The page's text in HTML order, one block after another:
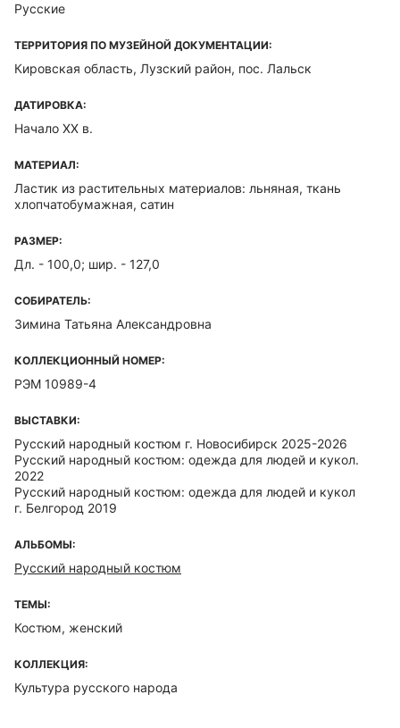
Русские
ТЕРРИТОРИЯ ПО МУЗЕЙНОЙ ДОКУМЕНТАЦИИ:
Кировская область, Лузский район, пос. Лальск
ДАТИРОВКА:
Начало XX в.
МАТЕРИАЛ:
Ластик из растительных материалов: льняная, ткань
хлопчатобумажная, сатин
РАЗМЕР:
Дл. - 100,0; шир. - 127,0
СОБИРАТЕЛЬ:
Зимина Татьяна Александровна
КОЛЛЕКЦИОННЫЙ НОМЕР:
РЭМ 10989-4
ВЫСТАВКИ:
Русский народный костюм г. Новосибирск 2025-2026
Русский народный костюм: одежда для людей и кукол.
2022
Русский народный костюм: одежда для людей и кукол
г. Белгород 2019
АЛЬБОМЫ:
Русский народный костюм
ТЕМЫ:
Костюм, женский
КОЛЛЕКЦИЯ:
Культура русского народа